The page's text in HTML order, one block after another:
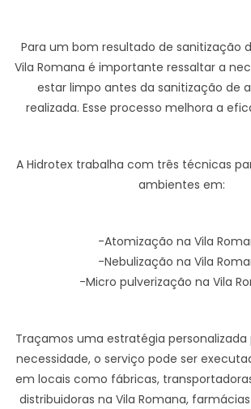
Para um bom resultado de sanitização
Vila Romana é importante ressaltar a
estar limpo antes da sanitização de
realizada. Esse processo melhora a
A Hidrotex trabalha com três técnicas
ambientes em:
-Atomização na Vila
-Nebulização na Vila
-Micro pulverização na Vila
Traçamos uma estratégia
necessidade, o serviço pode ser
em locais como fábricas,
distribuidoras na Vila Romana,